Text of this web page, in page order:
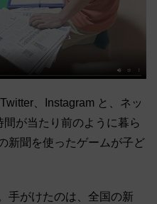
、Instagram と、ネッ
間が当たり前のように暮ら
新聞を使ったゲームが子ど
手がけたのは、全国の新